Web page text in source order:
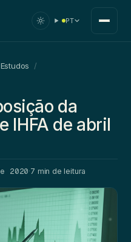
PT
Estudos /
da
IHFA de abril
2020·7 min de leitura